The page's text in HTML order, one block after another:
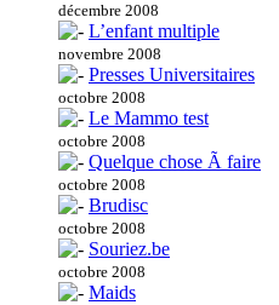
décembre 2008
L’enfant multiple
novembre 2008
Presses Universitaires
octobre 2008
Le Mammo test
octobre 2008
Quelque chose Ã faire
octobre 2008
Brudisc
octobre 2008
Souriez.be
octobre 2008
Maids